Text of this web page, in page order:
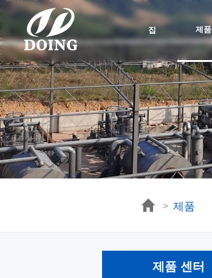
집 제품
> 제품
제품 센터